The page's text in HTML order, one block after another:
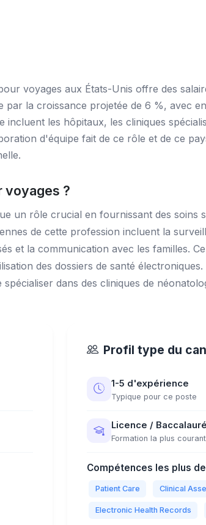
voyages aux États-Unis offre des
la croissance projetée de 6 %, avec
les hôpitaux, les cliniques
d'équipe fait de ce rôle et de ce
voyages ?
un rôle crucial en fournissant des soins
de cette profession incluent la
et la communication avec les familles.
des dossiers de santé
dans des cliniques de
Profil type du
1-5 d'expérience
Typique pour ce poste
Licence /
Formation la plus
Compétences les plus
Patient Care Clinical
Electronic Health Records